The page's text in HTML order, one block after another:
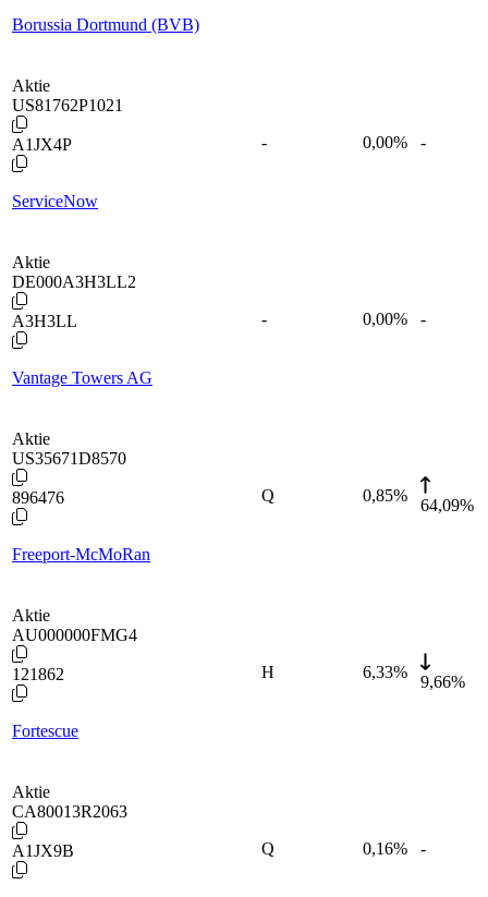
Borussia Dortmund (BVB)
Aktie
US81762P1021
A1JX4P
ServiceNow
- 0,00% -
Aktie
DE000A3H3LL2
A3H3LL
Vantage Towers AG
- 0,00% -
Aktie
US35671D8570
896476
Freeport-McMoRan
Q 0,85%
64,09%
Aktie
AU000000FMG4
121862
Fortescue
H 6,33%
9,66%
Aktie
CA80013R2063
A1JX9B Q 0,16% -